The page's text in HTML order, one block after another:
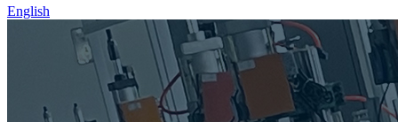
English